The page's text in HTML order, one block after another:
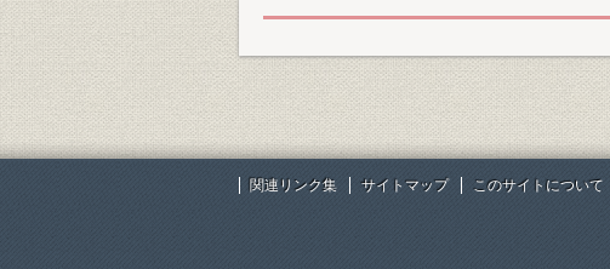
関連リンク集 サイトマップ このサイトについて